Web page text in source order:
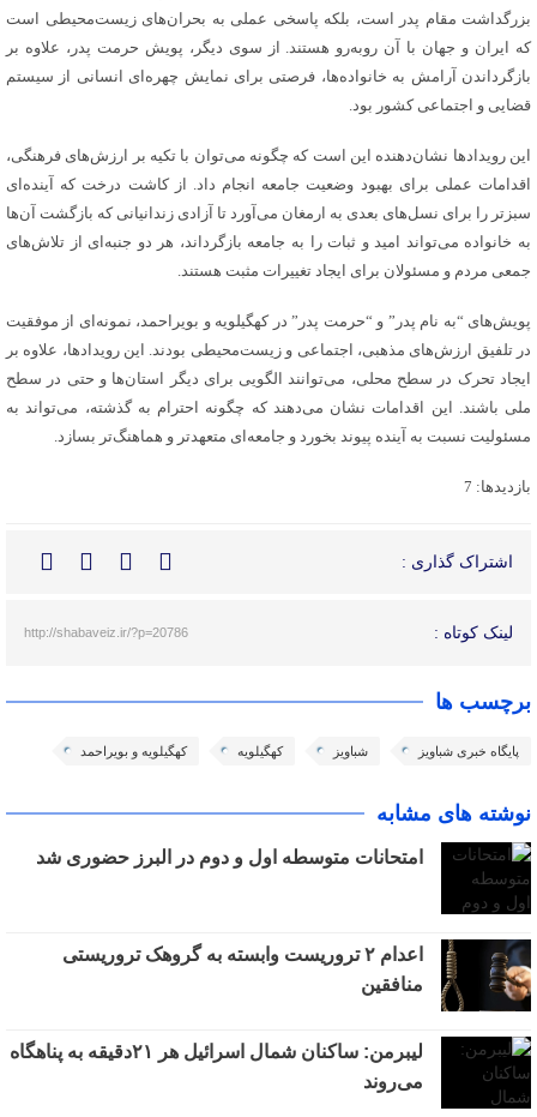
بزرگداشت مقام پدر است، بلکه پاسخی عملی به بحران‌های زیست‌محیطی است
که ایران و جهان با آن روبه‌رو هستند. از سوی دیگر، پویش حرمت پدر، علاوه بر
بازگرداندن آرامش به خانواده‌ها، فرصتی برای نمایش چهره‌ای انسانی از سیستم
قضایی و اجتماعی کشور بود.
این رویدادها نشان‌دهنده این است که چگونه می‌توان با تکیه بر ارزش‌های فرهنگی،
اقدامات عملی برای بهبود وضعیت جامعه انجام داد. از کاشت درخت که آینده‌ای
سبزتر را برای نسل‌های بعدی به ارمغان می‌آورد تا آزادی زندانیانی که بازگشت آن‌ها
به خانواده می‌تواند امید و ثبات را به جامعه بازگرداند، هر دو جنبه‌ای از تلاش‌های
جمعی مردم و مسئولان برای ایجاد تغییرات مثبت هستند.
پویش‌های “به نام پدر” و “حرمت پدر” در کهگیلویه و بویراحمد، نمونه‌ای از موفقیت
در تلفیق ارزش‌های مذهبی، اجتماعی و زیست‌محیطی بودند. این رویدادها، علاوه بر
ایجاد تحرک در سطح محلی، می‌توانند الگویی برای دیگر استان‌ها و حتی در سطح
ملی باشند. این اقدامات نشان می‌دهند که چگونه احترام به گذشته، می‌تواند به
مسئولیت نسبت به آینده پیوند بخورد و جامعه‌ای متعهدتر و هماهنگ‌تر بسازد.
بازدیدها: 7
اشتراک گذاری :
لینک کوتاه : http://shabaveiz.ir/?p=20786
برچسب ها
پایگاه خبری شباویز شباویز کهگیلویه کهگیلویه و بویراحمد
نوشته های مشابه
امتحانات متوسطه اول و دوم در البرز حضوری شد
اعدام ۲ تروریست وابسته به گروهک تروریستی
منافقین
لیبرمن: ساکنان شمال اسرائیل هر ۲۱دقیقه به پناهگاه
می‌روند